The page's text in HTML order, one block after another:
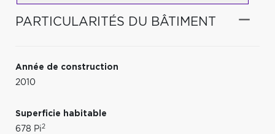
PARTICULARITÉS DU BÂTIMENT
Année de construction
2010
Superficie habitable
678 Pi2